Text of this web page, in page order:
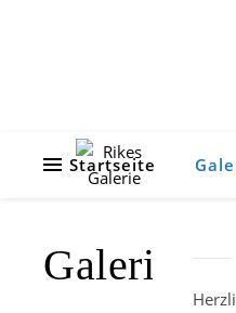
Startseite
Galerie